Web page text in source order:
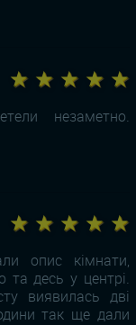
★ ★ ★ ★ ★
незаметно.
★ ★ ★ ★ ★
опис кімнати,
десь у центрі.
виявилась дві
так ще дали